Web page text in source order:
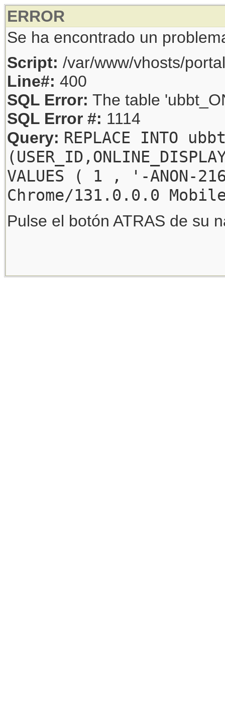
ERROR
Se ha encontrado un
Script: /var/www/vhosts/
Line#: 400
SQL Error: The table
SQL Error #: 1114
Query: REPLACE INTO
VALUES ( 1 , '-
Chrome/131.0.0.0
Pulse el botón ATRAS de su